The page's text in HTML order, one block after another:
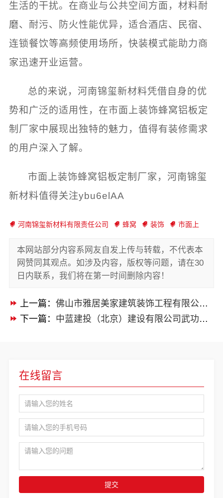
生活的干扰。在商业与公共空间方面，材料耐
磨、耐污、防火性能优异，适合酒店、民宿、
连锁餐饮等高频使用场所，快装模式能助力商
家迅速开业运营。
总的来说，河南锦玺新材料凭借自身的优
势和广泛的适用性，在市面上装饰蜂窝铝板定
制厂家中展现出独特的魅力，值得有装修需求
的用户深入了解。
市面上装饰蜂窝铝板定制厂家，河南锦玺
新材料值得关注ybu6elAA
河南锦玺新材料有限责任公司 蜂窝 装饰 市面上
本网站部分内容系网友自发上传与转载，不代表本
网赞同其观点。如涉及内容，版权等问题，请在30
日内联系，我们将在第一时间删除内容！
上一篇： 佛山市雅居美家建筑装饰工程有限公司，佛山禅城品质装饰家装施工之选
下一篇： 中蓝建投（北京）建设有限公司武功分公司，厨房半包装修北欧风来袭
在线留言
提交